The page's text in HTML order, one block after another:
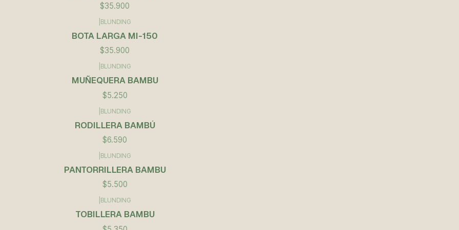
$35.900
BLUNDING
BOTA LARGA MI-150
$35.900
BLUNDING
MUÑEQUERA BAMBU
$5.250
BLUNDING
RODILLERA BAMBÚ
$6.590
BLUNDING
PANTORRILLERA BAMBU
$5.500
BLUNDING
TOBILLERA BAMBU